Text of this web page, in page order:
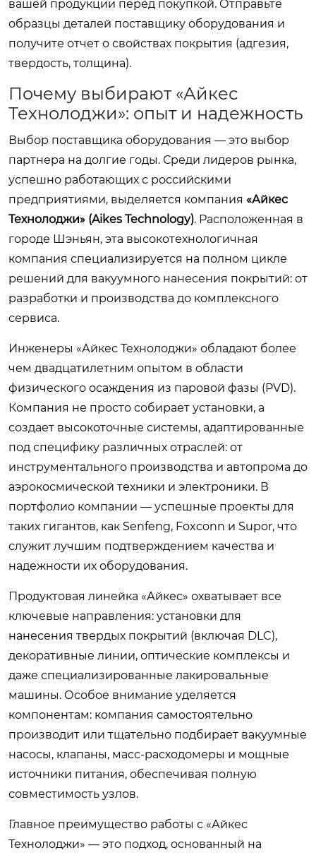
вашей продукции перед покупкой. Отправьте
образцы деталей поставщику оборудования и
получите отчет о свойствах покрытия (адгезия,
твердость, толщина).
Почему выбирают «Айкес
Технолоджи»: опыт и надежность
Выбор поставщика оборудования — это выбор
партнера на долгие годы. Среди лидеров рынка,
успешно работающих с российскими
предприятиями, выделяется компания «Айкес
Технолоджи» (Aikes Technology). Расположенная в
городе Шэньян, эта высокотехнологичная
компания специализируется на полном цикле
решений для вакуумного нанесения покрытий: от
разработки и производства до комплексного
сервиса.
Инженеры «Айкес Технолоджи» обладают более
чем двадцатилетним опытом в области
физического осаждения из паровой фазы (PVD).
Компания не просто собирает установки, а
создает высокоточные системы, адаптированные
под специфику различных отраслей: от
инструментального производства и автопрома до
аэрокосмической техники и электроники. В
портфолио компании — успешные проекты для
таких гигантов, как Senfeng, Foxconn и Supor, что
служит лучшим подтверждением качества и
надежности их оборудования.
Продуктовая линейка «Айкес» охватывает все
ключевые направления: установки для
нанесения твердых покрытий (включая DLC),
декоративные линии, оптические комплексы и
даже специализированные лакировальные
машины. Особое внимание уделяется
компонентам: компания самостоятельно
производит или тщательно подбирает вакуумные
насосы, клапаны, масс-расходомеры и мощные
источники питания, обеспечивая полную
совместимость узлов.
Главное преимущество работы с «Айкес
Технолоджи» — это подход, основанный на